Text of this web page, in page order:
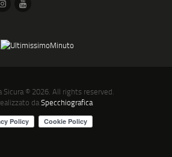
Sicura © 2026. All rights reserved.
daSpecchiografica